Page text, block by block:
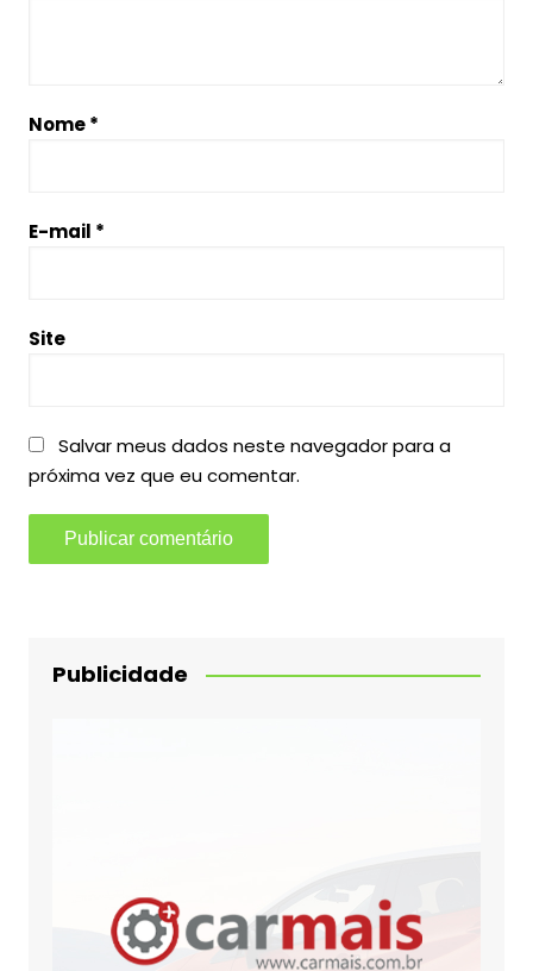
Nome*
E-mail *
Site
Salvar meus dados neste navegador para a
próxima vez que eu comentar.
Publicidade